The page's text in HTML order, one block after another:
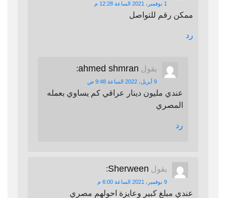
1 نوفمبر، 2021 الساعة 12:28 م
ممكن رقم للتواصل
رد
يقول ahmed shmran
:
9 أبريل، 2022 الساعة 9:48 ص
عندي مليون دينار عراقي كم يساوي بعمله
المصري
رد
يقول Sherween
:
9 نوفمبر، 2021 الساعة 6:00 م
عندي مبلغ كبير وعايزة احولهم مصري